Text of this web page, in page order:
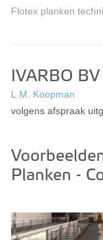
Flotex planken
IVARBO BV
L.M. Koopman
volgens afspraak
Planken -